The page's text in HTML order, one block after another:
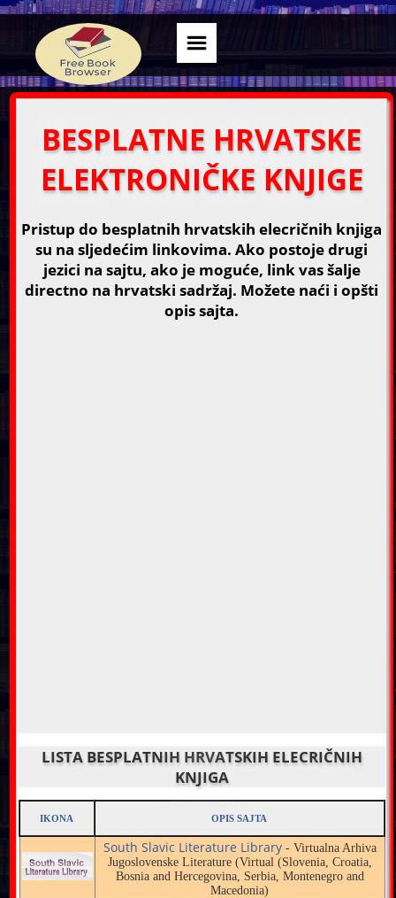
BESPLATNE HRVATSKE
ELEKTRONIČKE KNJIGE
Pristup do besplatnih hrvatskih elecričnih knjiga
su na sljedećim linkovima. Ako postoje drugi
jezici na sajtu, ako je moguće, link vas šalje
directno na hrvatski sadržaj. Možete naći i opšti
opis sajta.
LISTA BESPLATNIH HRVATSKIH ELECRIČNIH
KNJIGA
IKONA OPIS SAJTA
South Slavic Literature Library- Virtualna Arhiva
Jugoslovenske Literature (Virtual (Slovenia, Croatia,
Bosnia and Hercegovina, Serbia, Montenegro and
Macedonia)